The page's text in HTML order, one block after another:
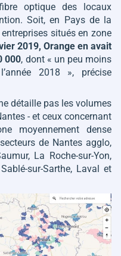
optique des locaux
Soit, en Pays de la
situés en zone
2019, Orange en avait
000, dont « un peu moins
2018 », précise
détaille pas les volumes
- et ceux concernant
moyennement dense
de Nantes agglo,
La Roche-sur-Yon,
sur-Sarthe, Laval et